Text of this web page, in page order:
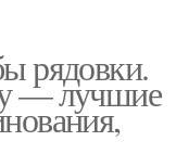
рядовки.
— лучшие